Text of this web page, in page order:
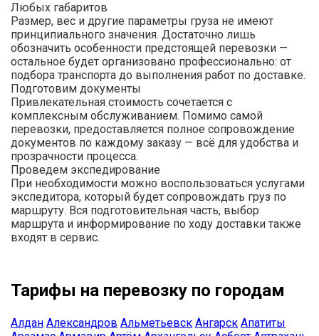
Любых габаритов
Размер, вес и другие параметры груза не имеют
принципиального значения. Достаточно лишь
обозначить особенности предстоящей перевозки —
остальное будет организовано профессионально: от
подбора транспорта до выполнения работ по доставке.
Подготовим документы
Привлекательная стоимость сочетается с
комплексным обслуживанием. Помимо самой
перевозки, предоставляется полное сопровождение
документов по каждому заказу — всё для удобства и
прозрачности процесса.
Проведем экспедирование
При необходимости можно воспользоваться услугами
экспедитора, который будет сопровождать груз по
маршруту. Вся подготовительная часть, выбор
маршрута и информирование по ходу доставки также
входят в сервис.
Тарифы на перевозку по городам
Алдан Александров Альметьевск Ангарск Апатиты